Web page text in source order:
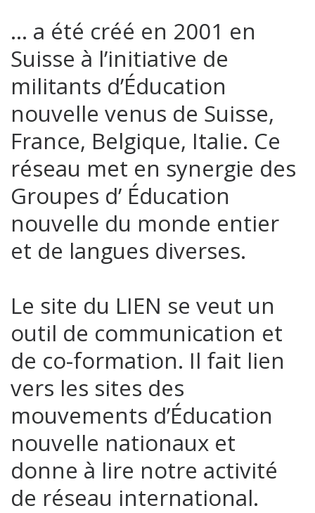
… a été créé en 2001 en
Suisse à l’initiative de
militants d’Éducation
nouvelle venus de Suisse,
France, Belgique, Italie. Ce
réseau met en synergie des
Groupes d’ Éducation
nouvelle du monde entier
et de langues diverses.
Le site du LIEN se veut un
outil de communication et
de co-formation. Il fait lien
vers les sites des
mouvements d’Éducation
nouvelle nationaux et
donne à lire notre activité
de réseau international.